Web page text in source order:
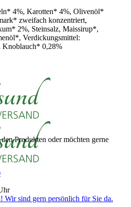
4%, Karotten* 4%, Olivenöl*
zweifach konzentriert,
2%, Steinsalz, Maissirup*,
Verdickungsmittel:
Knoblauch* 0,28%
Produkten oder möchten gerne
Wir sind gern persönlich für Sie da.